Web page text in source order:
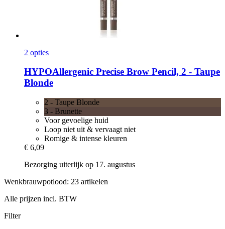
2 opties
HYPOAllergenic Precise Brow Pencil, 2 -​ Taupe
Blonde
2 - Taupe Blonde
3 - Brunette
Voor gevoelige huid
Loop niet uit & vervaagt niet
Romige & intense kleuren
€ 6,09
Bezorging uiterlijk op 17. augustus
Wenkbrauwpotlood: 23 artikelen
Alle prijzen incl. BTW
Filter